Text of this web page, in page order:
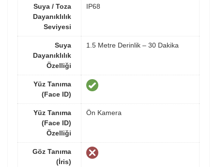
Suya / Toza
Dayanıklılık
Seviyesi
IP68
Suya
Dayanıklılık
Özelliği
1.5 Metre Derinlik – 30 Dakika
Yüz Tanıma
(Face ID)
Yüz Tanıma
(Face ID)
Özelliği
Ön Kamera
Göz Tanıma
(İris)